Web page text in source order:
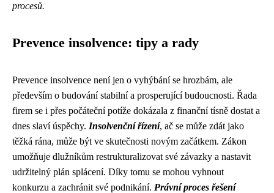
procesů.
Prevence insolvence: tipy a rady
Prevence insolvence není jen o vyhýbání se hrozbám, ale
především o budování stabilní a prosperující budoucnosti. Řada
firem se i přes počáteční potíže dokázala z finanční tísně dostat a
dnes slaví úspěchy. Insolvenční řízení, ač se může zdát jako
těžká rána, může být ve skutečnosti novým začátkem. Zákon
umožňuje dlužníkům restrukturalizovat své závazky a nastavit
udržitelný plán splácení. Díky tomu se mohou vyhnout
konkurzu a zachránit své podnikání. Právní proces řešení